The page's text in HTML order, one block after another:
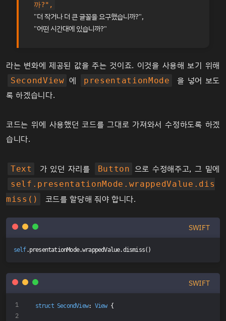
까?",
"더 작거나 더 큰 글꼴을 요구했습니까?",
"어떤 시간대에 있습니까?"
라는 변화에 제공된 값을 주는 것이죠. 이것을 사용해 보기 위해
SecondView 에 presentationMode
을 넣어 보도
록 하겠습니다.
코드는 위에 사용했던 코드를 그대로 가져와서 수정하도록 하겠
습니다.
Text 가 있던 자리를 Button 으로 수정해주고, 그 밑에
self.presentationMode.wrappedValue.dis
miss()
코드를 할당해 줘야 합니다.
SWIFT
self.presentationMode.wrappedValue.dismiss()
SWIFT
struct SecondView: View {